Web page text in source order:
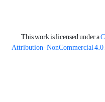
This work is licensed under a
Attribution-NonCommercial 4.0